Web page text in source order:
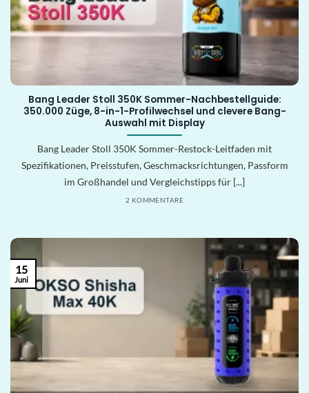
Bang Leader Stoll 350K Sommer-Nachbestellguide:
350.000 Züge, 8-in-1-Profilwechsel und clevere Bang-
Auswahl mit Display
Bang Leader Stoll 350K Sommer-Restock-Leitfaden mit
Spezifikationen, Preisstufen, Geschmacksrichtungen, Passform
im Großhandel und Vergleichstipps für [...]
2 KOMMENTARE
15
Juni